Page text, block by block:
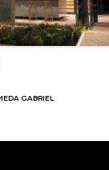
GABRIEL